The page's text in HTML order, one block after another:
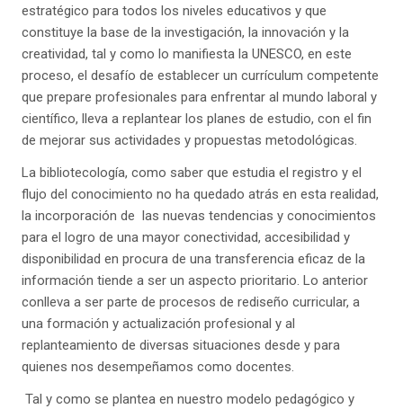
estratégico para todos los niveles educativos y que
constituye la base de la investigación, la innovación y la
creatividad, tal y como lo manifiesta la UNESCO, en este
proceso, el desafío de establecer un currículum competente
que prepare profesionales para enfrentar al mundo laboral y
científico, lleva a replantear los planes de estudio, con el fin
de mejorar sus actividades y propuestas metodológicas.
La bibliotecología, como saber que estudia el registro y el
flujo del conocimiento no ha quedado atrás en esta realidad,
la incorporación de las nuevas tendencias y conocimientos
para el logro de una mayor conectividad, accesibilidad y
disponibilidad en procura de una transferencia eficaz de la
información tiende a ser un aspecto prioritario. Lo anterior
conlleva a ser parte de procesos de rediseño curricular, a
una formación y actualización profesional y al
replanteamiento de diversas situaciones desde y para
quienes nos desempeñamos como docentes.
Tal y como se plantea en nuestro modelo pedagógico y